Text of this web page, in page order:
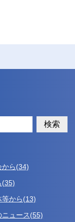
検索
から(34)
(35)
等から(13)
ニュース(55)